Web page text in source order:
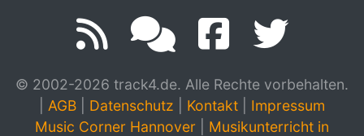
© 2002-2026 track4.de. Alle Rechte vorbehalten.
AGB Datenschutz Kontakt
Impressum
Music Corner Hannover
Musikunterricht in